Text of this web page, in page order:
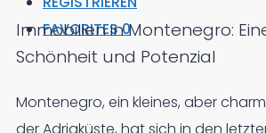
FAVORITES0
Immobilien in Montenegro:
Schönheit und Potenzial
Montenegro, ein kleines, aber